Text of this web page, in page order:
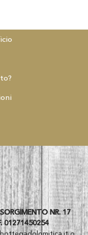
NR. 17
01271450254